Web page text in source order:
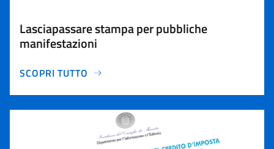
Lasciapassare stampa per pubbliche
manifestazioni
SCOPRI TUTTO